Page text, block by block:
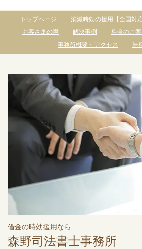
トップページ 消滅時効の援用【全国対応
お客さまの声
解決事例 料金のご
事務所概要・アクセス
無
借金の時効援用なら
森野司法書士事務所